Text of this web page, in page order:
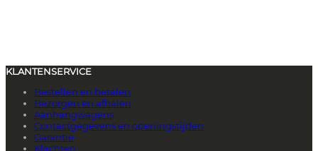
KLANTENSERVICE
Bestellen en betalen
Bezorgen en afhalen
Aanhangwagens
Contactgegevens en openingstijden
Garantie
Klachten